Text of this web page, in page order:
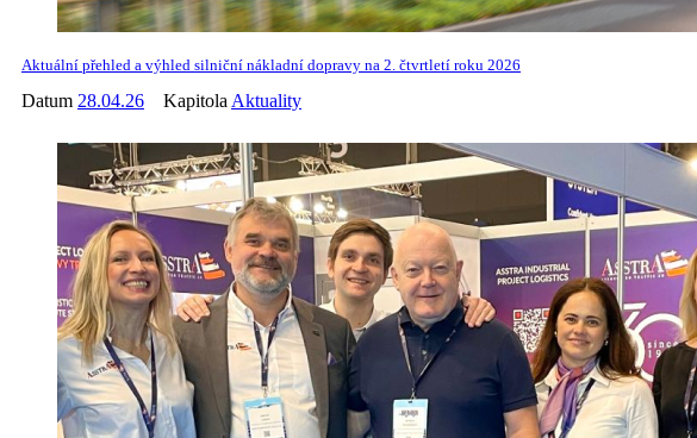
Aktuální přehled a výhled silniční nákladní dopravy na 2. čtvrtletí roku 2026
Datum 28.04.26 Kapitola Aktuality